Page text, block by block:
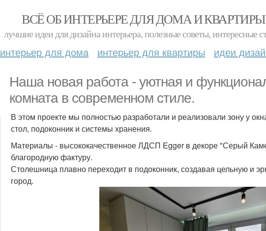
ВСЁ ОБ ИНТЕРЬЕРЕ ДЛЯ ДОМА И КВАРТИРЫ
лучшие идеи для дизайна интерьера, полезные советы, интересные
интерьер для дома интерьер для квартиры идеи
Наша новая работа - уютная и
комната в современном стиле.
В этом проекте мы полностью разработали и реализовали зону у
стол, подоконник и системы хранения.
Материалы - высококачественное ЛДСП Egger в декоре "Серый
благородную фактуру.
Столешница плавно переходит в подоконник, создавая цельную и
город.